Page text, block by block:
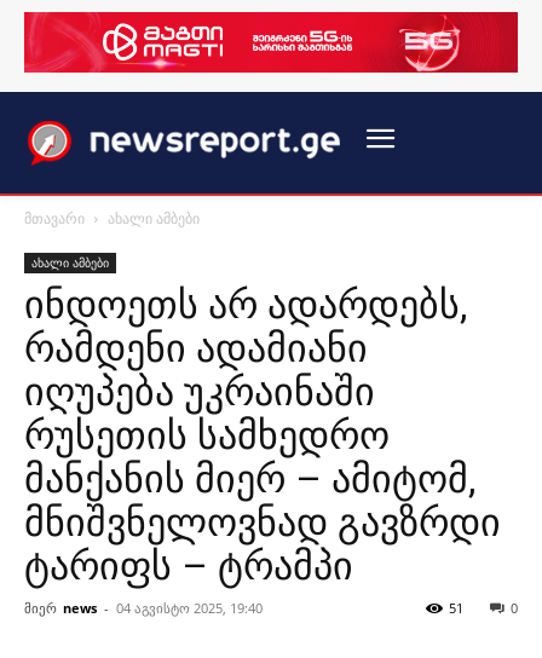
მთავარი ახალი ამბები
ახალი ამბები
ინდოეთს არ ადარდებს,
რამდენი ადამიანი
იღუპება უკრაინაში
რუსეთის სამხედრო
მანქანის მიერ – ამიტომ,
მნიშვნელოვნად გავზრდი
ტარიფს – ტრამპი
მიერ news - 04 აგვისტო 2025, 19:40 0
51